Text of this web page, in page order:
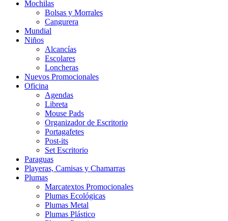
Mochilas
Bolsas y Morrales
Cangurera
Mundial
Niños
Alcancías
Escolares
Loncheras
Nuevos Promocionales
Oficina
Agendas
Libreta
Mouse Pads
Organizador de Escritorio
Portagafetes
Post-its
Set Escritorio
Paraguas
Playeras, Camisas y Chamarras
Plumas
Marcatextos Promocionales
Plumas Ecológicas
Plumas Metal
Plumas Plástico